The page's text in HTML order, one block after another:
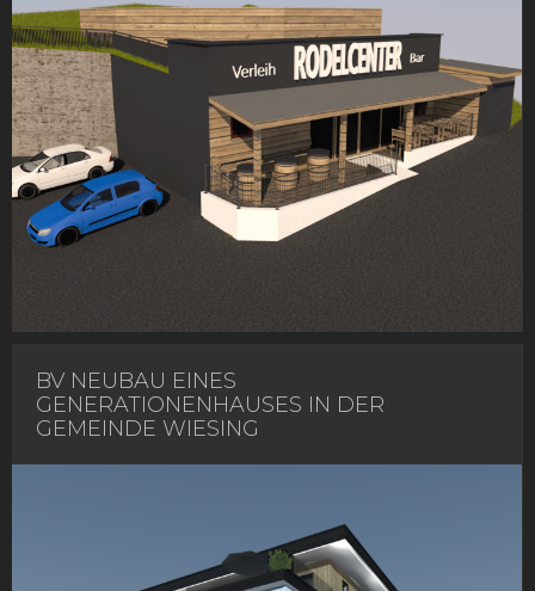
BV NEUBAU EINES
GENERATIONENHAUSES IN DER
GEMEINDE WIESING